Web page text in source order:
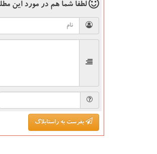
لطفا شما هم در مورد این
بفرست به راستابلاگ